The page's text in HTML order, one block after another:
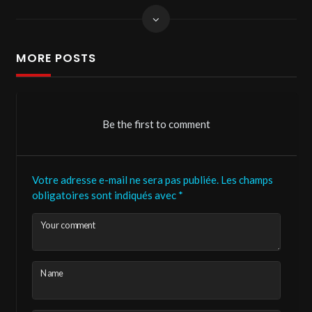
MORE POSTS
Votre adresse e-mail ne sera pas publiée. Les champs
obligatoires sont indiqués avec *
Your comment
Name
Be the first to comment